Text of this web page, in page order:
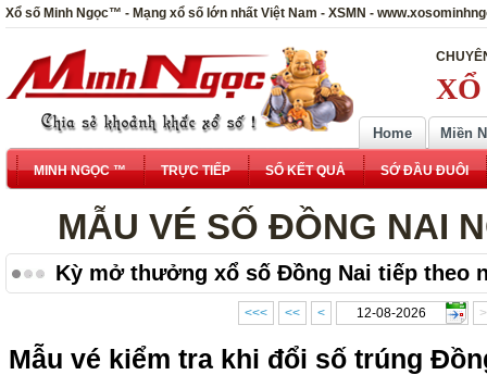
Xổ số Minh Ngọc™ - Mạng xổ số lớn nhất Việt Nam - XSMN -
Home Miền
MINH NGỌC ™ TRỰC TIẾP SỔ KẾT QUẢ SỚ ĐẦU ĐUÔI
MẪU VÉ SỐ ĐỒNG NAI
Kỳ mở thưởng xổ số Đồng Nai tiếp theo
<<< << < >
Mẫu vé kiểm tra khi đổi số trúng